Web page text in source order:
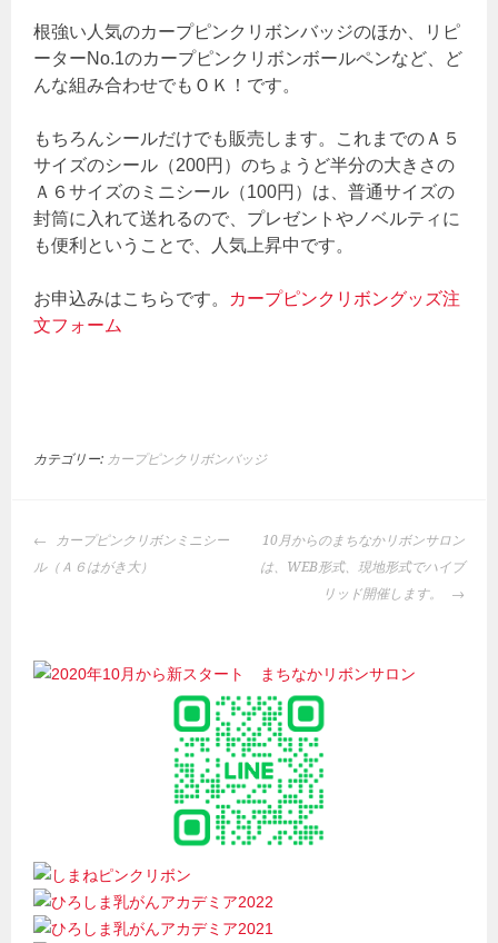
根強い人気のカープピンクリボンバッジのほか、リピ
ーターNo.1のカープピンクリボンボールペンなど、ど
んな組み合わせでもＯＫ！です。
もちろんシールだけでも販売します。これまでのＡ５
サイズのシール（200円）のちょうど半分の大きさの
Ａ６サイズのミニシール（100円）は、普通サイズの
封筒に入れて送れるので、プレゼントやノベルティに
も便利ということで、人気上昇中です。
お申込みはこちらです。 カープピンクリボングッズ注
文フォーム
カテゴリー: カープピンクリボンバッジ
投
稿
ー
カープピンクリボンミニシー
ル（Ａ６はがき大）
10月からのまちなかリボンサロン
は、WEB形式、現地形式でハイブ
リッド開催します。